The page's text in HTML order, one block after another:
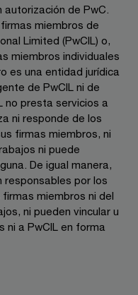
de PwC.
miembros de
Limited (PwCIL) o,
miembros individuales
es una entidad jurídica
de PwCIL ni de
no presta servicios a
ni responde de los
firmas miembros, ni
ni puede
De igual manera,
responsables por los
miembros ni del
ni pueden vincular u
ni a PwCIL en forma